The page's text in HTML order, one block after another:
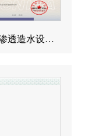
一种反渗透造水设备发明专利